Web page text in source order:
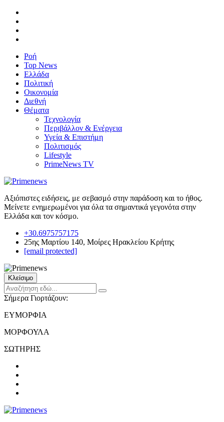
Ροή
Top News
Ελλάδα
Πολιτική
Οικονομία
Διεθνή
Θέματα
Τεχνολογία
Περιβάλλον & Ενέργεια
Υγεία & Επιστήμη
Πολιτισμός
Lifestyle
PrimeNews TV
Αξιόπιστες ειδήσεις, με σεβασμό στην παράδοση και το ήθος.
Μείνετε ενημερωμένοι για όλα τα σημαντικά γεγονότα στην
Ελλάδα και τον κόσμο.
+30.6975757175
25ης Μαρτίου 140, Μοίρες Ηρακλείου Κρήτης
[email protected]
Κλείσιμο
Σήμερα Γιορτάζουν:
ΕΥΜΟΡΦΙΑ
ΜΟΡΦΟΥΛΑ
ΣΩΤΗΡΗΣ